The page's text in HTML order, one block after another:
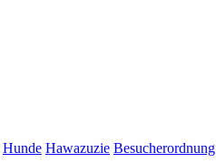
Hunde Hawazuzie Besucherordnung